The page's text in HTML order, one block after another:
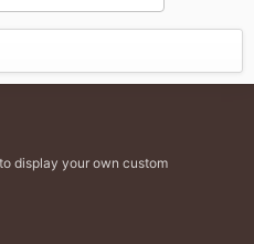
display your own custom